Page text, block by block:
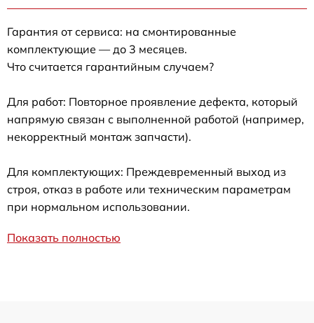
Гарантия от сервиса: на смонтированные
комплектующие — до 3 месяцев.
Что считается гарантийным случаем?
Для работ: Повторное проявление дефекта, который
напрямую связан с выполненной работой (например,
некорректный монтаж запчасти).
Для комплектующих: Преждевременный выход из
строя, отказ в работе или техническим параметрам
при нормальном использовании.
Показать полностью